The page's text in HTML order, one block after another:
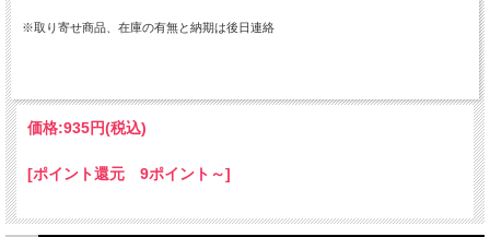
※取り寄せ商品、在庫の有無と納期は後日連絡
価格:935円(税込)
[ポイント還元 9ポイント～]